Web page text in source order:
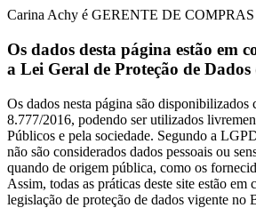
Carina Achy é GERENTE DE COMPRAS
Os dados desta página estão em
a Lei Geral de Proteção de
Os dados nesta página são disponibilizados
8.777/2016, podendo ser utilizados
Públicos e pela sociedade. Segundo a
não são considerados dados pessoais ou
quando de origem pública, como os
Assim, todas as práticas deste site estão em
legislação de proteção de dados vigente no